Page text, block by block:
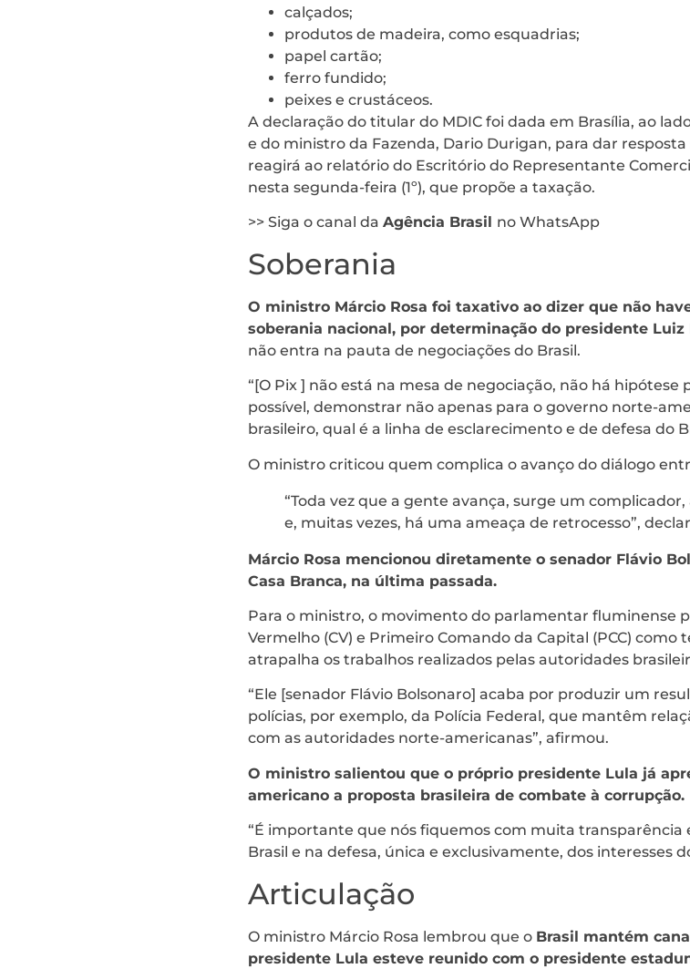
calçados;
produtos de madeira, como esquadrias;
papel cartão;
ferro fundido;
peixes e crustáceos.
A declaração do titular do MDIC foi dada em Brasília, ao
e do ministro da Fazenda, Dario Durigan, para dar
reagirá ao relatório do Escritório do Representante
nesta segunda-feira (1º), que propõe a taxação.
>> Siga o canal da Agência Brasil no WhatsApp
Soberania
O ministro Márcio Rosa foi taxativo ao dizer que não
soberania nacional, por determinação do presidente Luiz
não entra na pauta de negociações do Brasil.
“[O Pix ] não está na mesa de negociação, não há hipótese
possível, demonstrar não apenas para o governo norte-
brasileiro, qual é a linha de esclarecimento e de defesa do
O ministro criticou quem complica o avanço do diálogo
“Toda vez que a gente avança, surge um
e, muitas vezes, há uma ameaça de retrocesso”,
Márcio Rosa mencionou diretamente o senador Flávio
Casa Branca, na última passada.
Para o ministro, o movimento do parlamentar fluminense
Vermelho (CV) e Primeiro Comando da Capital (PCC)
atrapalha os trabalhos realizados pelas autoridades
“Ele [senador Flávio Bolsonaro] acaba por produzir um
polícias, por exemplo, da Polícia Federal, que mantêm
com as autoridades norte-americanas”, afirmou.
O ministro salientou que o próprio presidente Lula já
americano a proposta brasileira de combate à corrupção.
“É importante que nós fiquemos com muita transparência
Brasil e na defesa, única e exclusivamente, dos interesses
Articulação
O ministro Márcio Rosa lembrou que o Brasil mantém
presidente Lula esteve reunido com o presidente